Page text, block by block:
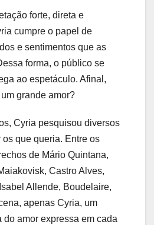
forte, direta e
cumpre o papel de
e sentimentos que as
forma, o público se
ao espetáculo. Afinal,
grande amor?
Cyria pesquisou diversos
que queria. Entre os
de Mário Quintana,
Castro Alves,
Allende, Boudelaire,
apenas Cyria, um
do amor expressa em cada